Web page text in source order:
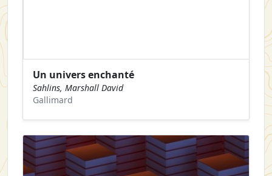
Un univers enchanté
Sahlins, Marshall David
Gallimard